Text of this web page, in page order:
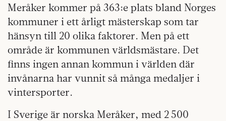
Meråker kommer på 363:e plats bland Norges
kommuner i ett årligt mästerskap som tar
hänsyn till 20 olika faktorer. Men på ett
område är kommunen världsmästare. Det
finns ingen annan kommun i världen där
invånarna har vunnit så många medaljer i
vintersporter.
I Sverige är norska Meråker, med 2 500